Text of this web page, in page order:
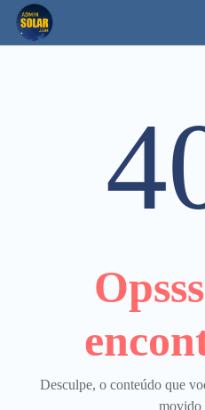
Desculpe, o conteúdo que
movido